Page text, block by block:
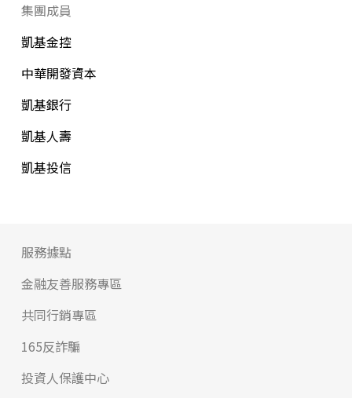
集團成員
凱基金控
中華開發資本
凱基銀行
凱基人壽
凱基投信
服務據點
金融友善服務專區
共同行銷專區
165反詐騙
投資人保護中心